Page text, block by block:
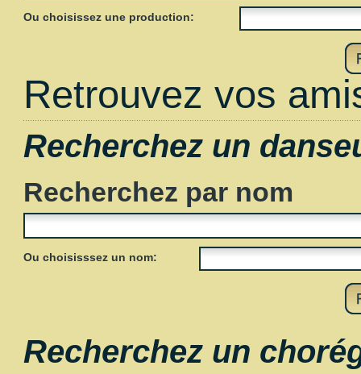
Ou choisissez une production:
Retrouvez vos
Recherchez un
Recherchez par nom
Ou choisisssez un nom:
Recherchez un